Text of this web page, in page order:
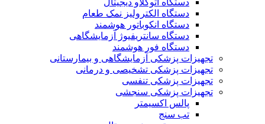
دستگاه اتوکلاو دیجیتال
دستگاه الکترولیز نمک طعام
دستگاه انکوباتور هوشمند
دستگاه سانتریفیوژ آزمایشگاهی
دستگاه فور هوشمند
تجهیزات پزشکی آزمایشگاهی و بیمارستانی
تجهیزات پزشکی تشخیصی و درمانی
تجهیزات پزشکی تنفسی
تجهیزات پزشکی سنجشی
پالس اکسیمتر
تب سنج